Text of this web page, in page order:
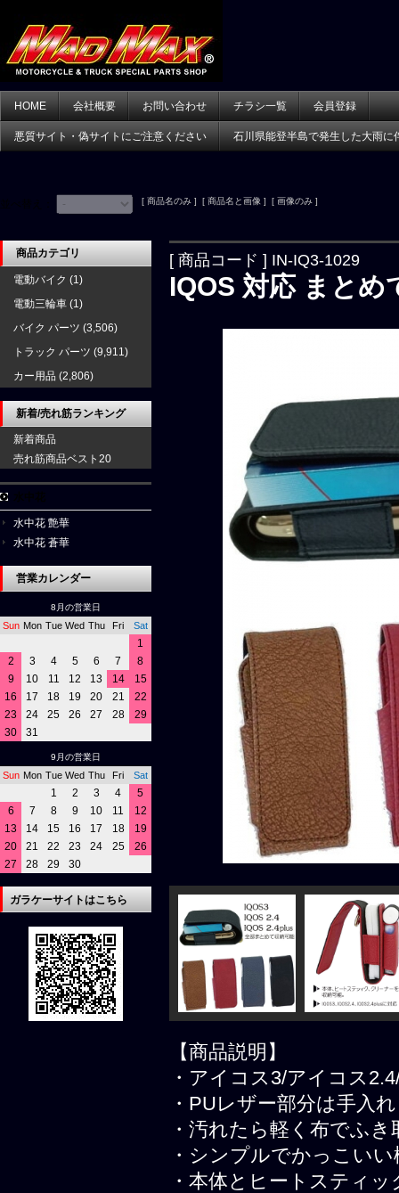
HOME 会社概要 お問い合わせ チラシ一覧 会員登録
悪質サイト・偽サイトにご注意ください 石川県能登半島で発生した大雨に
[ 商品名のみ ] [ 商品名と画像 ] [ 画像のみ ]
[ 商品コード ] IN-IQ3-1029
IQOS 対応 まとめ
【商品説明】
・アイコス3/アイコス
・PUレザー部分は手入
・汚れたら軽く布でふき
・シンプルでかっこい
・本体とヒートスティ
商品カテゴリ
電動バイク (1)
電動三輪車 (1)
バイク パーツ (3,506)
トラック パーツ (9,911)
カー用品 (2,806)
新着/売れ筋ランキング
新着商品
売れ筋商品ベスト20
水中花 艶華
水中花 蒼華
営業カレンダー
8月の営業日
Sun Mon Tue Wed Thu Fri Sat
1
2
3 4 5 6 7
8
9
10 11 12 13 14
15
16
17 18 19 20 21
22
23
24 25 26 27 28
29
30
31
9月の営業日
Sun Mon Tue Wed Thu Fri Sat
1 2 3 4
5
6
7 8 9 10 11
12
13
14 15 16 17 18
19
20
21 22 23 24 25
26
27
28 29 30
ガラケーサイトはこちら